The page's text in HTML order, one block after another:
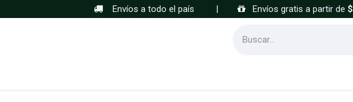
Envíos a todo el país | Envíos gratis a partir de